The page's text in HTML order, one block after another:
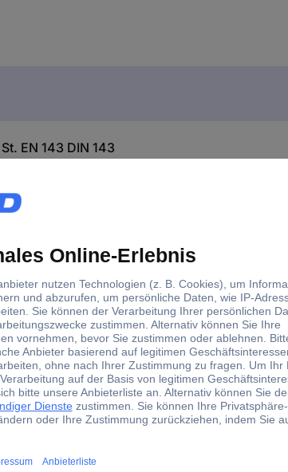
EN 143 DIN 143
P3 Partikelfilter 20 St. EN 143 DIN 143
EN 143 DIN 143